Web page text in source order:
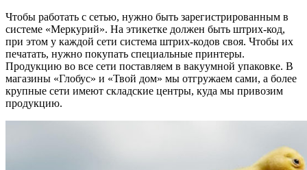
Чтобы работать с сетью, нужно быть зарегистрированным в
системе «Меркурий». На этикетке должен быть штрих-код,
при этом у каждой сети система штрих-кодов своя. Чтобы их
печатать, нужно покупать специальные принтеры.
Продукцию во все сети поставляем в вакуумной упаковке. В
магазины «Глобус» и «Твой дом» мы отгружаем сами, а более
крупные сети имеют складские центры, куда мы привозим
продукцию.